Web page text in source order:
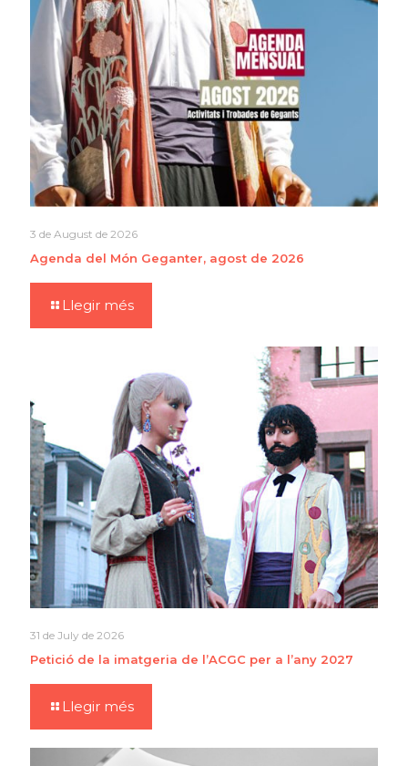
3 de August de 2026
Agenda del Món Geganter, agost de 2026
Llegir més
31 de July de 2026
Petició de la imatgeria de l’ACGC per a l’any 2027
Llegir més